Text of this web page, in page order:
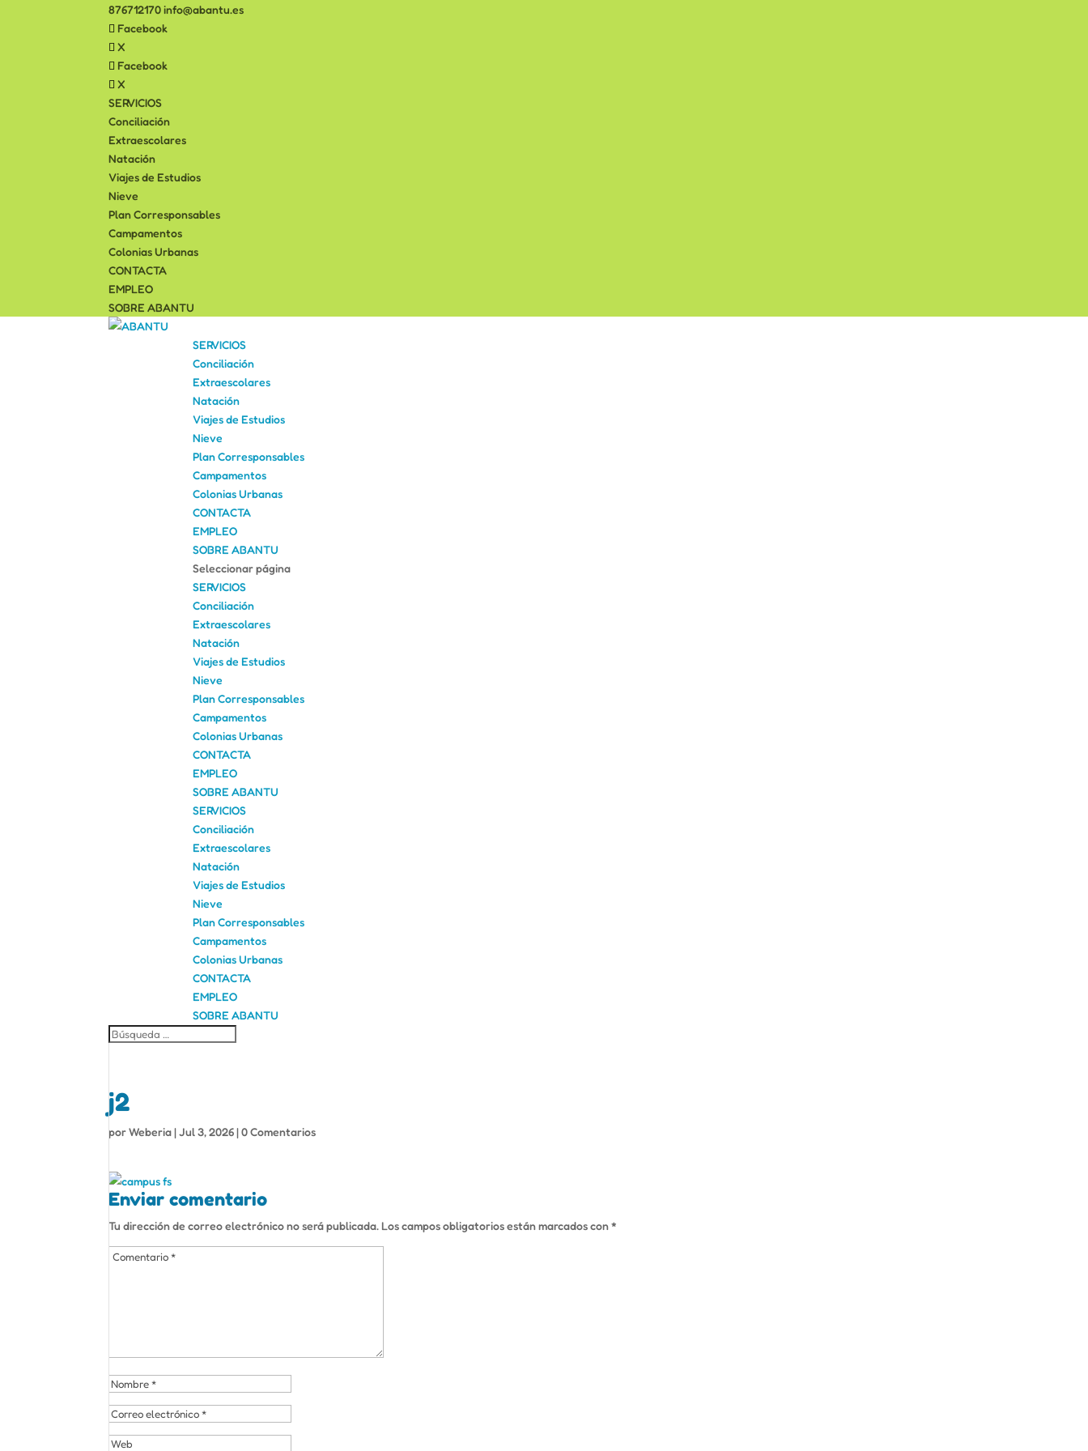
876712170 info@abantu.es
Facebook
X
Facebook
X
SERVICIOS
Conciliación
Extraescolares
Natación
Viajes de Estudios
Nieve
Plan Corresponsables
Campamentos
Colonias Urbanas
CONTACTA
EMPLEO
SOBRE ABANTU
SERVICIOS
Conciliación
Extraescolares
Natación
Viajes de Estudios
Nieve
Plan Corresponsables
Campamentos
Colonias Urbanas
CONTACTA
EMPLEO
SOBRE ABANTU
Seleccionar página
SERVICIOS
Conciliación
Extraescolares
Natación
Viajes de Estudios
Nieve
Plan Corresponsables
Campamentos
Colonias Urbanas
CONTACTA
EMPLEO
SOBRE ABANTU
SERVICIOS
Conciliación
Extraescolares
Natación
Viajes de Estudios
Nieve
Plan Corresponsables
Campamentos
Colonias Urbanas
CONTACTA
EMPLEO
SOBRE ABANTU
j2
porWeberia|Jul 3, 2026|0 Comentarios
Enviar comentario
Tu dirección de correo electrónico no será publicada. Los campos obligatorios están marcados con*